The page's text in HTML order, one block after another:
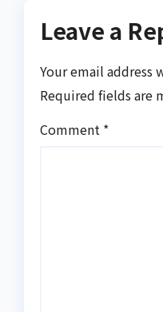
Leave a
Your email address
Required fields are
Comment *